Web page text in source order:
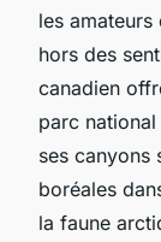
les
hors des
canadien
parc
ses canyons
boréales
la faune